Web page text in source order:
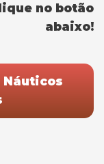
no botão
abaixo!
Náuticos